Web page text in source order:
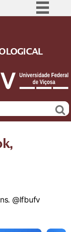
à informação
@lfbufv